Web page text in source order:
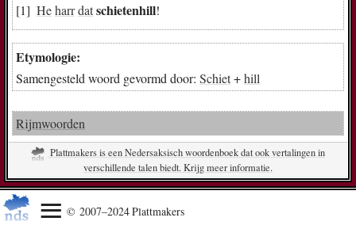
Heharrdatschietenhill!
Etymologie:
Samengesteld woord gevormd door:Schiet+hill
Rijmwoorden
Plattmakers is een Nedersaksisch woordenboek dat ook vertalingen in
verschillende talen biedt. Krijg meer informatie.
© 2007–2024 Plattmakers